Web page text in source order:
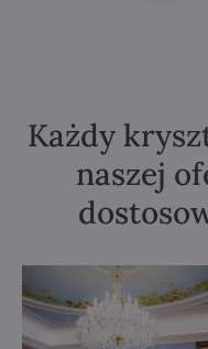
Każdy
naszej